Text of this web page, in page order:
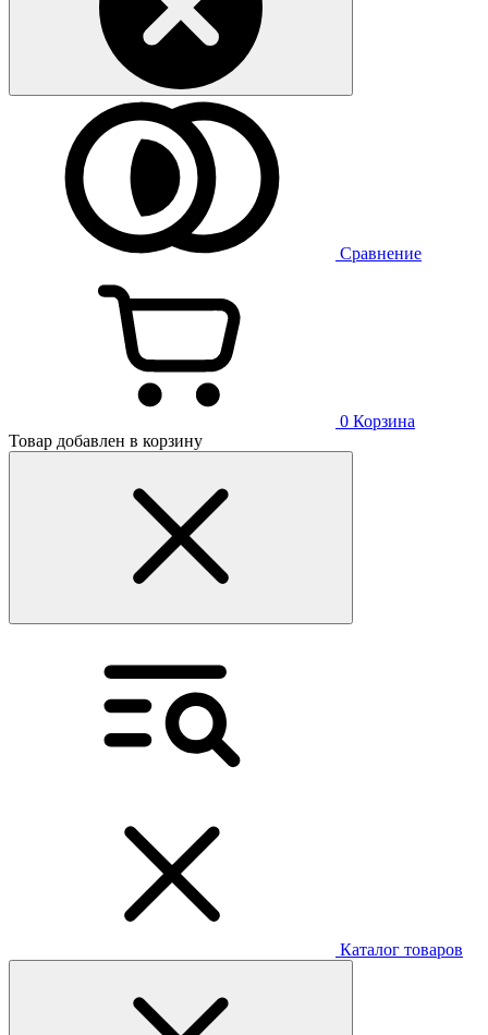
Сравнение
0 Корзина
Товар добавлен в корзину
Каталог товаров